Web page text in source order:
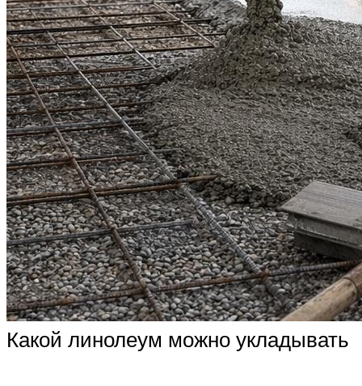
Какой линолеум можно укладывать